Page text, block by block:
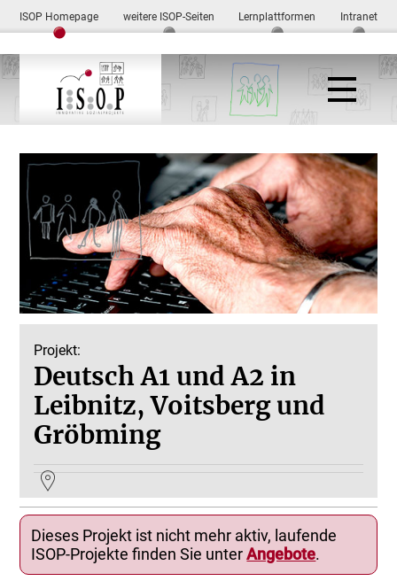
ISOP Homepage weitere ISOP-Seiten Lernplattformen Intranet
Projekt:
Deutsch A1 und A2 in
Leibnitz, Voitsberg und
Gröbming
Dieses Projekt ist nicht mehr aktiv, laufende
ISOP-Projekte finden Sie unterAngebote.